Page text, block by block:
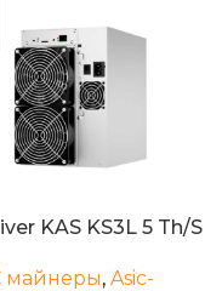
KAS KS3L 5 Th/S
майнеры, Asic-